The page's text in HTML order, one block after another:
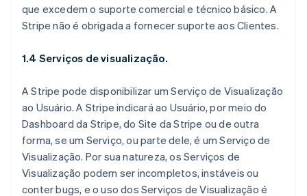
que excedem o suporte comercial e técnico básico. A
Stripe não é obrigada a fornecer suporte aos Clientes.
1.4 Serviços de visualização.
A Stripe pode disponibilizar um Serviço de Visualização
ao Usuário. A Stripe indicará ao Usuário, por meio do
Dashboard da Stripe, do Site da Stripe ou de outra
forma, se um Serviço, ou parte dele, é um Serviço de
Visualização. Por sua natureza, os Serviços de
Visualização podem ser incompletos, instáveis ou
conter bugs, e o uso dos Serviços de Visualização é